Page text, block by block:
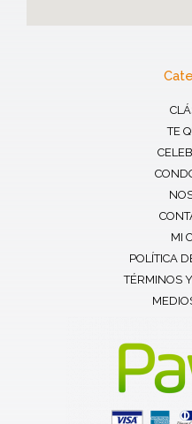
TE
MI
POLÍTICA
TÉRMINOS